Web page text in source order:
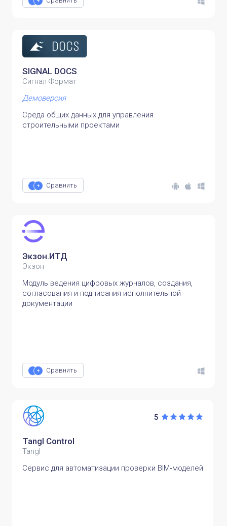
SIGNAL DOCS
Сигнал Формат
Демоверсия
Среда общих данных для управления
строительными проектами
Сравнить
Экзон.ИТД
Экзон
Модуль ведения цифровых журналов, создания,
согласования и подписания исполнительной
документации
Сравнить
5
Tangl Control
Tangl
Сервис для автоматизации проверки BIM‑моделей